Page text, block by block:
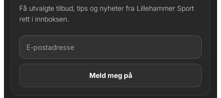
Få utvalgte tilbud, tips og nyheter fra Lillehammer Sport
rett i innboksen.
LAGT I HANDLEKURV
Produktet er lagt til